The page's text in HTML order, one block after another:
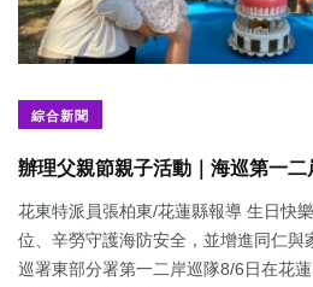
綜合新聞
辦理父親節親子活動｜海巡第一
花東特派員張柏東/花蓮縣報導 生日快
位、辛勞守護海防安全，並增進同仁與
巡署東部分署第一二岸巡隊8/6日在花